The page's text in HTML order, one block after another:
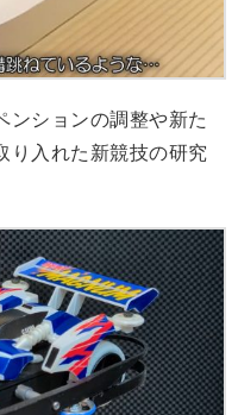
ションの調整や新た
り入れた新競技の研究